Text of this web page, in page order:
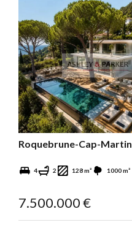
Roquebrune-Cap-Martin
4 2 128 m² 1000 m²
7.500.000 €